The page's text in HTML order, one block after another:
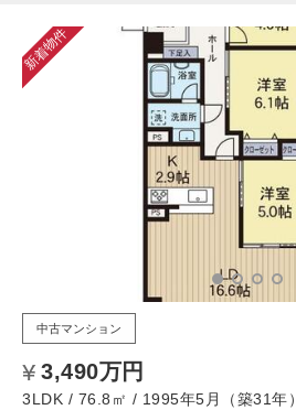
新着物件
中古マンション
3,490万円
3LDK / 76.8㎡ / 1995年5月（築31年）